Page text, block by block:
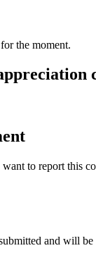
the moment.
to report this
and will be